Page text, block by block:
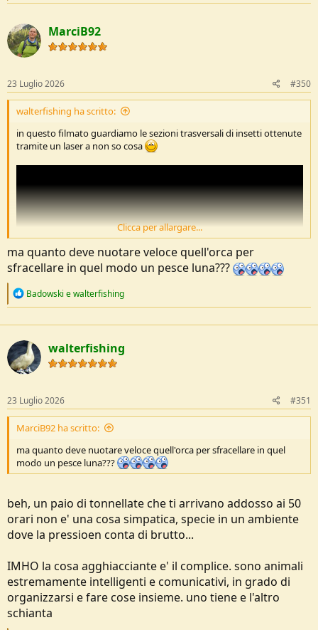
c
t
i
o
s
:
MarciB92
23 Luglio 2026 #350
walterfishing ha scritto:
in questo filmato guardiamo le sezioni trasversali di insetti ottenute
tramite un laser a non so cosa
---
sta bene
https://e360.yale.edu/digest/benin-coral-reef
---23 Luglio 2026 ---
alle orche piace far esplodere le cose per gioco. avete letto bene.
https://www.theguardian.com/environment/2026/jul/23/orcas-
ramming-prey-hard-explodes-playing-game
Clicca per allargare...
ma quanto deve nuotare veloce quell'orca per
sfracellare in quel modo un pesce luna???
R
c
t
i
o
n
Badowski ewalterfishing
walterfishing
23 Luglio 2026 #351
MarciB92 ha scritto:
ma quanto deve nuotare veloce quell'orca per sfracellare in quel
modo un pesce luna???
beh, un paio di tonnellate che ti arrivano addosso ai 50
orari non e' una cosa simpatica, specie in un ambiente
dove la pressioen conta di brutto...
IMHO la cosa agghiacciante e' il complice. sono animali
estremamente intelligenti e comunicativi, in grado di
organizzarsi e fare cose insieme. uno tiene e l'altro
schianta